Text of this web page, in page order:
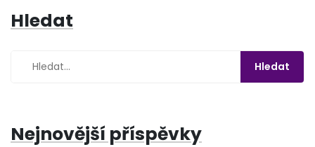
Hledat
Nejnovější příspěvky